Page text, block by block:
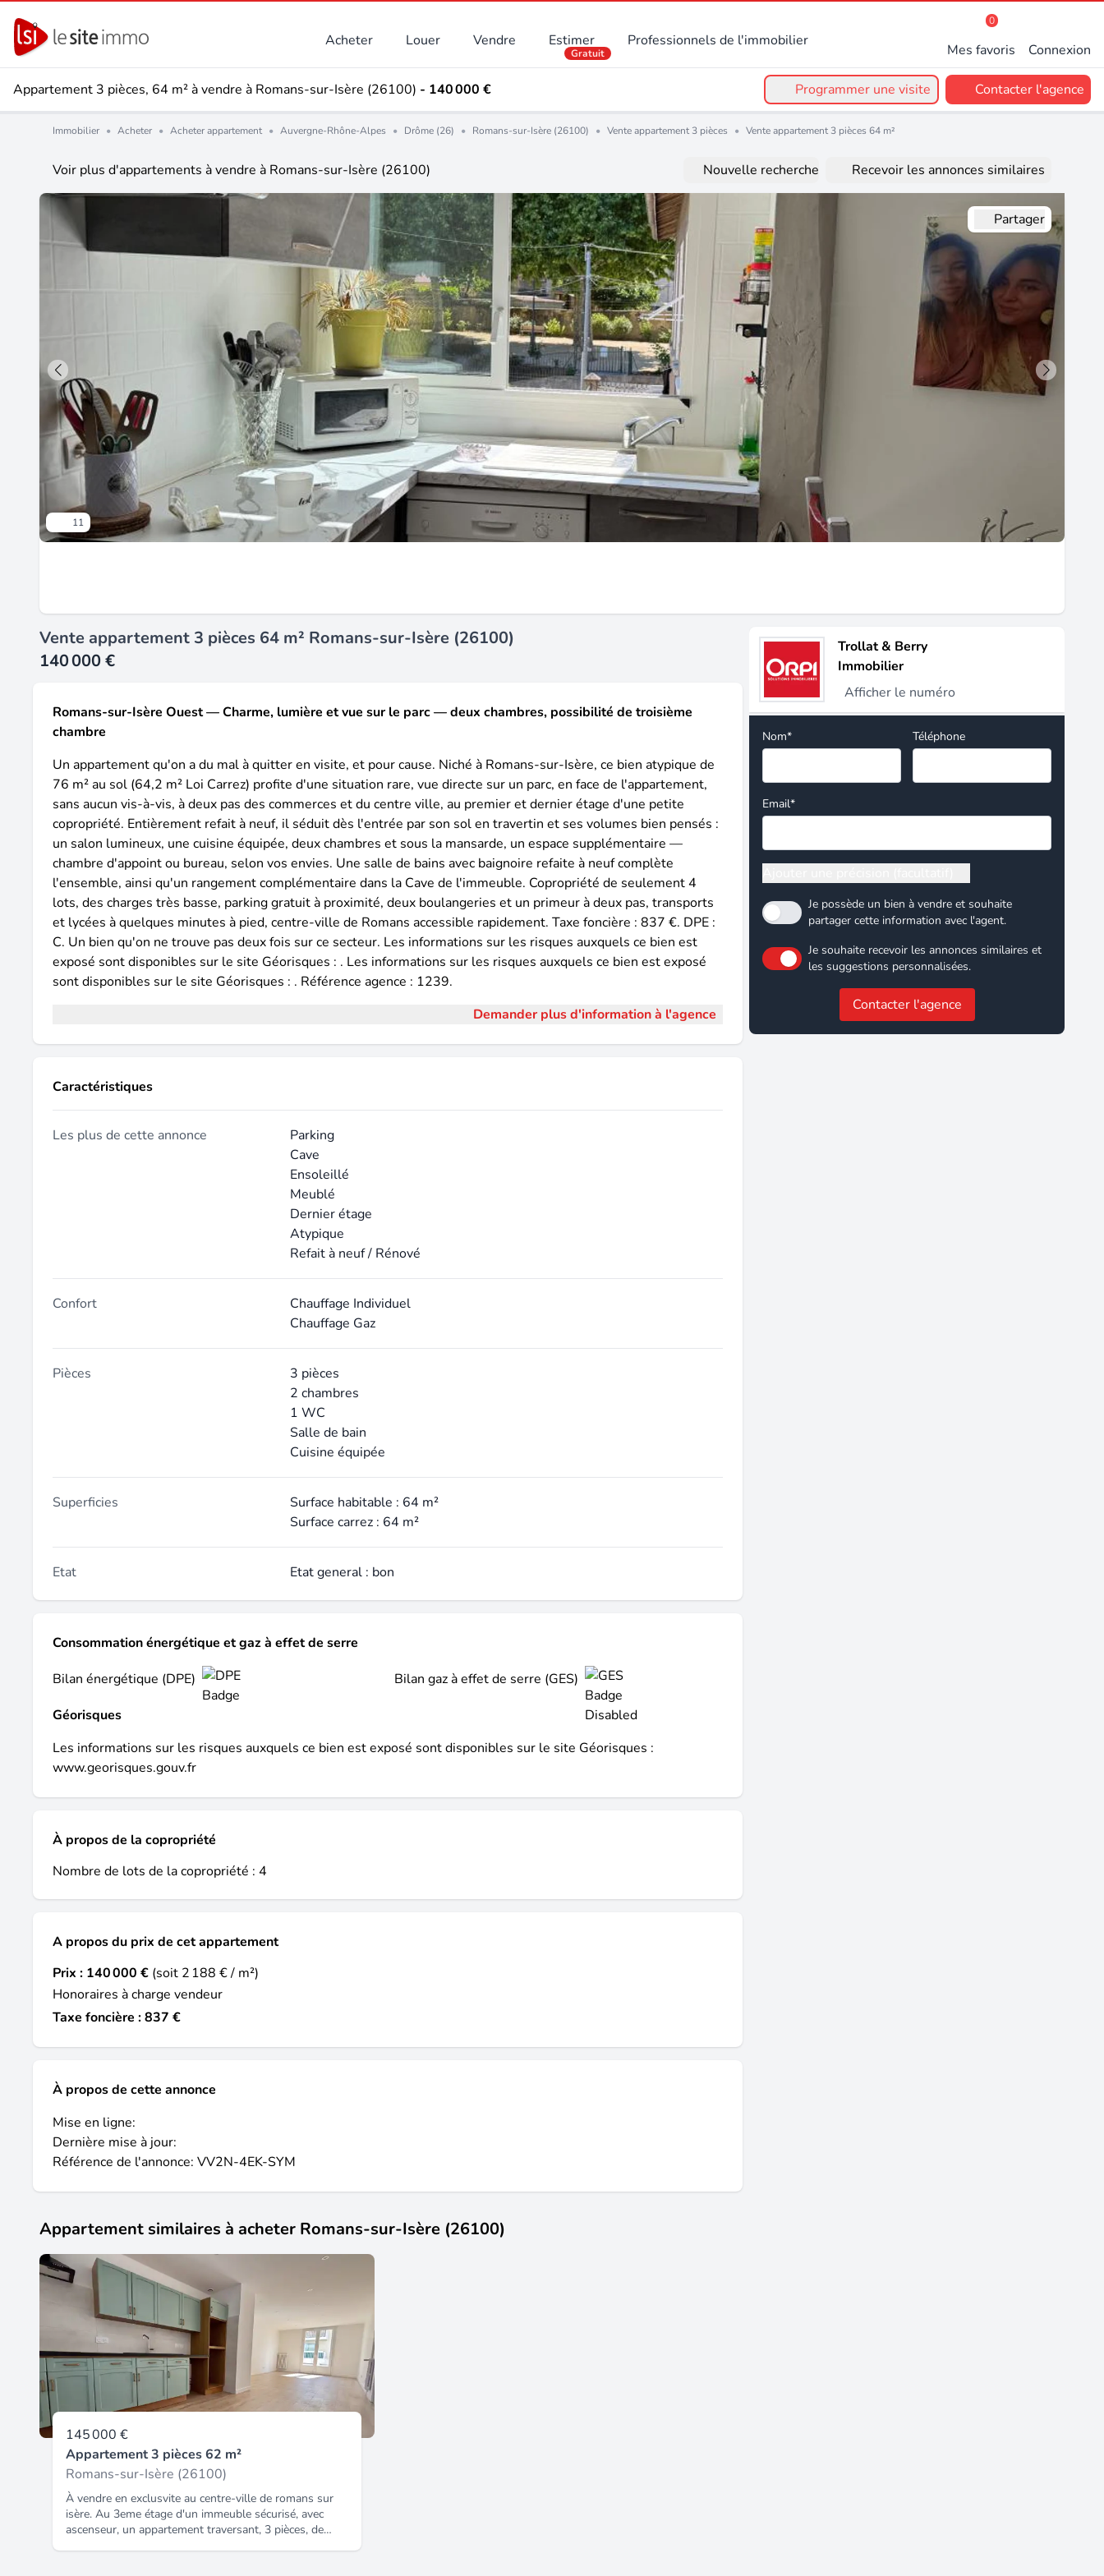
Acheter Louer Vendre Estimer
Gratuit
Professionnels de l'immobilier
0
Mes favoris Connexion
Appartement 3 pièces, 64 m² à vendre à Romans-sur-Isère (26100) - 140 000 € Programmer une visite Contacter l'agence
Immobilier • Acheter • Acheter appartement • Auvergne-Rhône-Alpes • Drôme (26) • Romans-sur-Isère (26100) • Vente appartement 3 pièces • Vente appartement 3 pièces 64 m²
Voir plus d'appartements à vendre à Romans-sur-Isère (26100) Nouvelle recherche Recevoir les annonces similaires
11
Partager
Vente appartement 3 pièces 64 m² Romans-sur-Isère (26100)
140 000 €
Romans-sur-Isère Ouest — Charme, lumière et vue sur le parc — deux chambres, possibilité de troisième
chambre
Un appartement qu'on a du mal à quitter en visite, et pour cause. Niché à Romans-sur-Isère, ce bien atypique de
76 m² au sol (64,2 m² Loi Carrez) profite d'une situation rare, vue directe sur un parc, en face de l'appartement,
sans aucun vis-à-vis, à deux pas des commerces et du centre ville, au premier et dernier étage d'une petite
copropriété. Entièrement refait à neuf, il séduit dès l'entrée par son sol en travertin et ses volumes bien pensés :
un salon lumineux, une cuisine équipée, deux chambres et sous la mansarde, un espace supplémentaire —
chambre d'appoint ou bureau, selon vos envies. Une salle de bains avec baignoire refaite à neuf complète
l'ensemble, ainsi qu'un rangement complémentaire dans la Cave de l'immeuble. Copropriété de seulement 4
lots, des charges très basse, parking gratuit à proximité, deux boulangeries et un primeur à deux pas, transports
et lycées à quelques minutes à pied, centre-ville de Romans accessible rapidement. Taxe foncière : 837 €. DPE :
C. Un bien qu'on ne trouve pas deux fois sur ce secteur. Les informations sur les risques auxquels ce bien est
exposé sont disponibles sur le site Géorisques : . Les informations sur les risques auxquels ce bien est exposé
sont disponibles sur le site Géorisques : . Référence agence : 1239.
Demander plus d'information à l'agence
Caractéristiques
Les plus de cette annonce
Parking
Cave
Ensoleillé
Meublé
Dernier étage
Atypique
Refait à neuf / Rénové
Confort
Chauffage Individuel
Chauffage Gaz
Pièces
3 pièces
2 chambres
1 WC
Salle de bain
Cuisine équipée
Superficies
Surface habitable : 64 m²
Surface carrez : 64 m²
Etat Etat general : bon
Consommation énergétique et gaz à effet de serre
Bilan énergétique (DPE)
Bilan gaz à effet de serre (GES)
Géorisques
Les informations sur les risques auxquels ce bien est exposé sont disponibles sur le site Géorisques :
www.georisques.gouv.fr
À propos de la copropriété
Nombre de lots de la copropriété : 4
A propos du prix de cet appartement
Prix : 140 000 € (soit 2 188 € / m²)
Honoraires à charge vendeur
Taxe foncière : 837 €
À propos de cette annonce
Mise en ligne:
Dernière mise à jour:
Référence de l'annonce: VV2N-4EK-SYM
Trollat & Berry
Immobilier
Afficher le numéro
Nom* Téléphone
Email*
Je possède un bien à vendre et souhaite
partager cette information avec l'agent.
Je souhaite recevoir les annonces similaires et
les suggestions personnalisées.
Contacter l'agence
Appartement similaires à acheter Romans-sur-Isère (26100)
145 000 €
Appartement 3 pièces 62 m²
Romans-sur-Isère (26100)
À vendre en exclusvite au centre-ville de romans sur
isère. Au 3eme étage d'un immeuble sécurisé, avec
ascenseur, un appartement traversant, 3 pièces, de